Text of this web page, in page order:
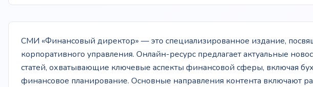
СМИ «Финансовый директор» — это специализированное издание,
корпоративного управления. Онлайн-ресурс предлагает актуальные
статей, охватывающие ключевые аспекты финансовой сферы, включая
финансовое планирование. Основные направления контента включают